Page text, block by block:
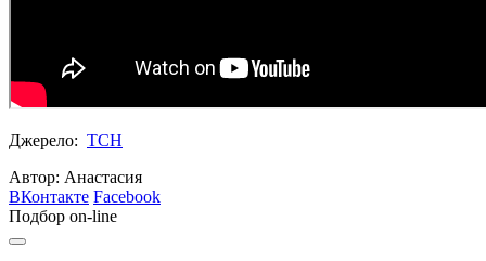
Джерело: ТСН
Автор: Анастасия
ВКонтакте Facebook
Подбор on-line